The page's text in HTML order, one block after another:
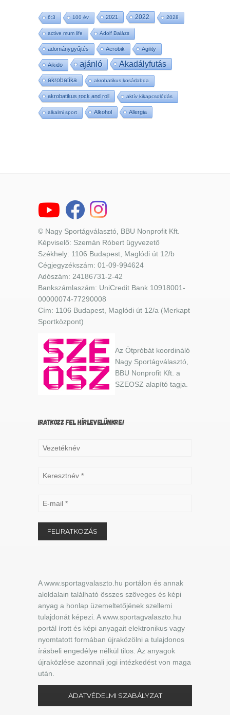
6:3 100 év 2021 2022 2028
active mum life Adolf Balázs
adománygyűjtés Aerobik Agility
Aikido ajánló Akadályfutás
akrobatika akrobatikus kosárlabda
akrobatikus rock and roll aktív kikapcsolódás
alkalmi sport Alkohol Allergia
© Nagy Sportágválasztó, BBU Nonprofit Kft.
Képviselő: Szemán Róbert ügyvezető
Székhely: 1106 Budapest, Maglódi út 12/b
Cégjegyzékszám: 01-09-994624
Adószám: 24186731-2-42
Bankszámlaszám: UniCredit Bank 10918001-
00000074-77290008
Cím: 1106 Budapest, Maglódi út 12/a (Merkapt
Sportközpont)
Az Ötpróbát koordináló
Nagy Sportágválasztó,
BBU Nonprofit Kft. a
SZEOSZ alapító tagja.
IRATKOZZ FEL HÍRLEVELÜNKRE!
A www.sportagvalaszto.hu portálon és annak
aloldalain található összes szöveges és képi
anyag a honlap üzemeltetőjének szellemi
tulajdonát képezi. A www.sportagvalaszto.hu
portál írott és képi anyagait elektronikus vagy
nyomtatott formában újraközölni a tulajdonos
írásbeli engedélye nélkül tilos. Az anyagok
újraközlése azonnali jogi intézkedést von maga
után.
ADATVÉDELMI SZABÁLYZAT